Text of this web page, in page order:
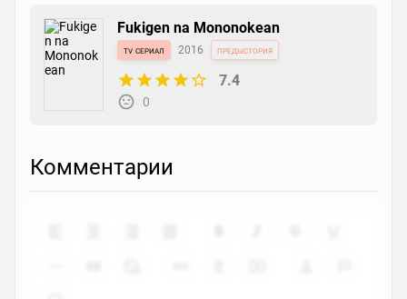
Fukigen na Mononokean
tv сериал 2016 предыстория
7.4
0
Комментарии